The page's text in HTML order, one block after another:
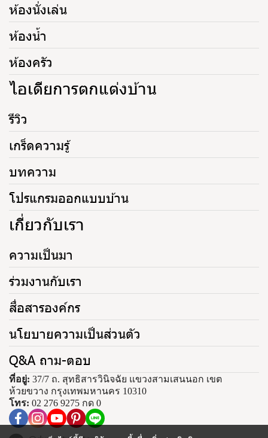
ห้องนั่งเล่น
ห้องน้ำ
ห้องครัว
ไอเดียการตกแต่งบ้าน
รีวิว
เกร็ดความรู้
บทความ
โปรแกรมออกแบบบ้าน
เกี่ยวกับเรา
ความเป็นมา
ร่วมงานกับเรา
สื่อสารองค์กร
นโยบายความเป็นส่วนตัว
Q&A ถาม-ตอบ
ที่อยู่: 37/7 ถ. สุทธิสารวินิจฉัย แขวงสามเสนนอก เขต
ห้วยขวาง กรุงเทพมหานคร 10310
โทร: 02 276 9275 กด 0